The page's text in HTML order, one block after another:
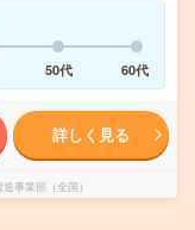
50代 60代
詳しく見る
事業部（全国）